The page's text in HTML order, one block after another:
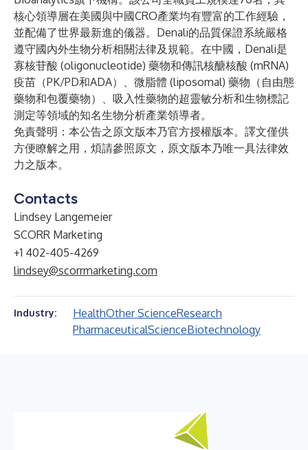
核心領導層在美國與中國CRO產業均有豐富的工作經驗，
並配備了世界最新進的儀器。Denali的品質保證系統嚴格
遵守國內外生物分析相關法律及規範。在中國，Denali是
寡核苷酸 (oligonucleotide) 藥物和傳訊核醣核酸 (mRNA)
疫苗（PK/PD和ADA）、微脂體 (liposomal) 藥物（自由態
藥物和包覆藥物）、吸入性藥物的超靈敏分析和生物標記
測定等領域的知名生物分析產業領導者。
免責聲明：本公告之原文版本乃官方授權版本。譯文僅供
方便瞭解之用，煩請參照原文，原文版本乃唯一具法律效
力之版本。
Contacts
Lindsey Langemeier
SCORR Marketing
+1 402-405-4269
lindsey@scorrmarketing.com
Industry: HealthOther ScienceResearch
PharmaceuticalScienceBiotechnology